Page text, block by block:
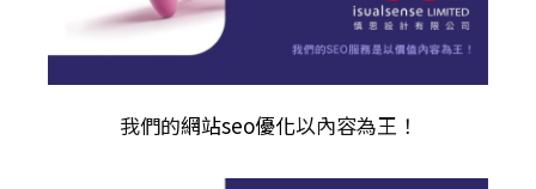
我們的網站seo優化以內容為王！